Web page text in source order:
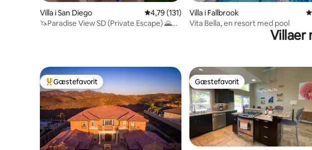
Villa i San Diego 4,79 ud af 5 i gennemsnitlig bedømmelse, 131
4,79 (131)
🦄Paradise View SD (Private Escape) 🌄
Villa i Fallbrook 5
Vita Bella, en resort med pool
Villaer
Bedste gæstefavorit
Gæstefavorit Gæstefavorit
Gæstefavorit